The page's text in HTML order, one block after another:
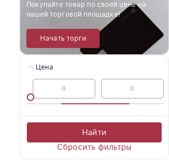
Покупайте товар по своей цене на
нашей торговой площадке!
Начать торги
Цена
Найти
Сбросить фильтры